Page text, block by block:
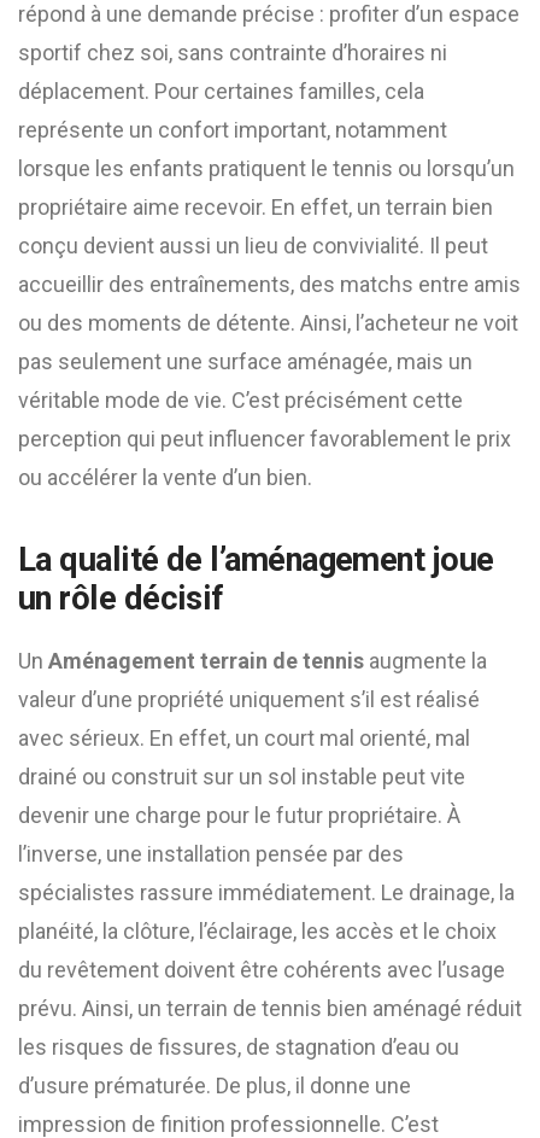
répond à une demande précise : profiter d’un espace
sportif chez soi, sans contrainte d’horaires ni
déplacement. Pour certaines familles, cela
représente un confort important, notamment
lorsque les enfants pratiquent le tennis ou lorsqu’un
propriétaire aime recevoir. En effet, un terrain bien
conçu devient aussi un lieu de convivialité. Il peut
accueillir des entraînements, des matchs entre amis
ou des moments de détente. Ainsi, l’acheteur ne voit
pas seulement une surface aménagée, mais un
véritable mode de vie. C’est précisément cette
perception qui peut influencer favorablement le prix
ou accélérer la vente d’un bien.
La qualité de l’aménagement joue
un rôle décisif
Un Aménagement terrain de tennis augmente la
valeur d’une propriété uniquement s’il est réalisé
avec sérieux. En effet, un court mal orienté, mal
drainé ou construit sur un sol instable peut vite
devenir une charge pour le futur propriétaire. À
l’inverse, une installation pensée par des
spécialistes rassure immédiatement. Le drainage, la
planéité, la clôture, l’éclairage, les accès et le choix
du revêtement doivent être cohérents avec l’usage
prévu. Ainsi, un terrain de tennis bien aménagé réduit
les risques de fissures, de stagnation d’eau ou
d’usure prématurée. De plus, il donne une
impression de finition professionnelle. C’est